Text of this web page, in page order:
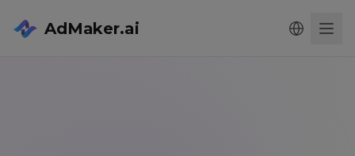
AdMaker.ai